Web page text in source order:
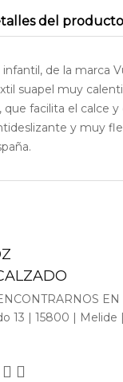
del producto
de la marca
suapel muy
facilita el calce y
y muy
EN
13 | 15800 | Melide
 